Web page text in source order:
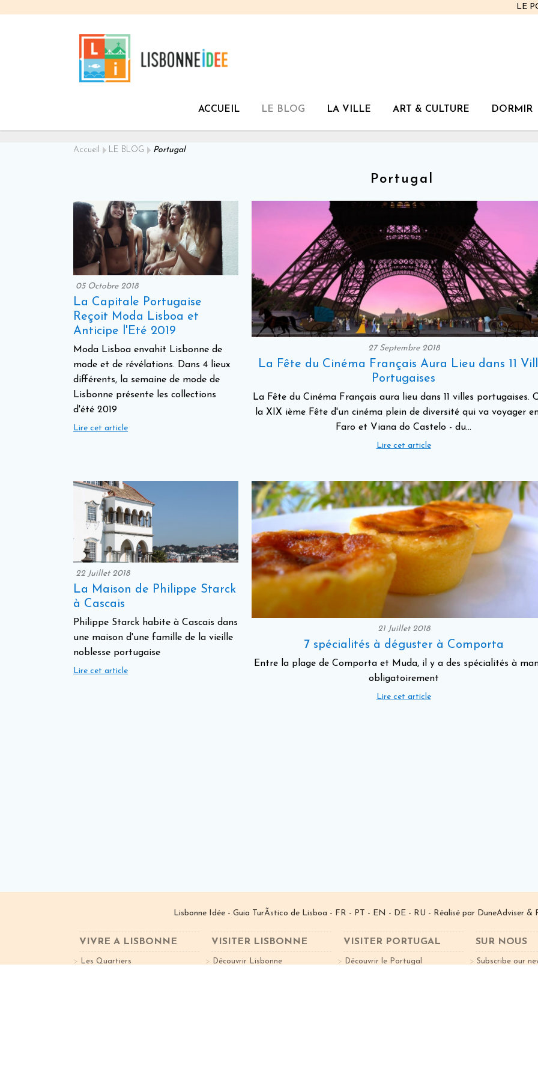
LE
ACCUEIL LE BLOG LA VILLE ART & CULTURE DORMIR
Accueil LE BLOG Portugal
Portugal
05 Octobre 2018
La Capitale Portugaise
Reçoit Moda Lisboa et
Anticipe l'Eté 2019
Moda Lisboa envahit Lisbonne de
mode et de révélations. Dans 4 lieux
différents, la semaine de mode de
Lisbonne présente les collections
d'été 2019
Lire cet article
27 Septembre 2018
La Fête du Cinéma Français Aura Lieu dans 11
Portugaises
La Fête du Cinéma Français aura lieu dans 11 villes portugaises.
la XIX ième Fête d'un cinéma plein de diversité qui va voyager
Faro et Viana do Castelo - du…
Lire cet article
22 Juillet 2018
La Maison de Philippe Starck
à Cascais
Philippe Starck habite à Cascais dans
une maison d'une famille de la vieille
noblesse portugaise
Lire cet article
21 Juillet 2018
7 spécialités à déguster à Comporta
Entre la plage de Comporta et Muda, il y a des spécialités à
obligatoirement
Lire cet article
Lisbonne Idée - Guia TurÃ­stico de Lisboa - FR - PT - EN - DE- RU - Réalisé par DuneAdviser &
VIVRE A LISBONNE
Les Quartiers
VISITER LISBONNE
Découvrir Lisbonne
VISITER PORTUGAL
Découvrir le Portugal
SUR NOUS
Subscribe our